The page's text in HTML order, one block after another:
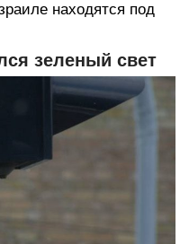
находятся под
зеленый свет